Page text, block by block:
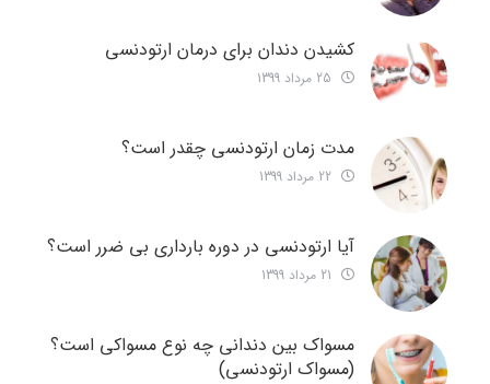
کشیدن دندان برای درمان ارتودنسی
مدت زمان ارتودنسی چقدر است؟
آیا ارتودنسی در دوره بارداری بی ضرر است؟
مسواک بین دندانی چه نوع مسواکی است؟
(مسواک ارتودنسی)